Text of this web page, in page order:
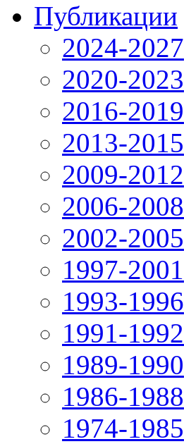
Публикации
2024-2027
2020-2023
2016-2019
2013-2015
2009-2012
2006-2008
2002-2005
1997-2001
1993-1996
1991-1992
1989-1990
1986-1988
1974-1985